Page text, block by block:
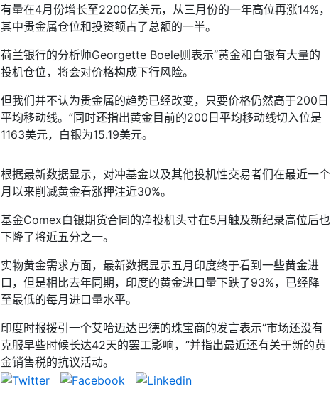
有量在4月份增长至2200亿美元，从三月份的一年高位再涨14%，
其中贵金属仓位和投资额占了总额的一半。
荷兰银行的分析师Georgette Boele则表示“黄金和白银有大量的
投机仓位，将会对价格构成下行风险。
但我们并不认为贵金属的趋势已经改变，只要价格仍然高于200日
平均移动线。”同时还指出黄金目前的200日平均移动线切入位是
1163美元，白银为15.19美元。
根据最新数据显示，对冲基金以及其他投机性交易者们在最近一个
月以来削减黄金看涨押注近30%。
基金Comex白银期货合同的净投机头寸在5月触及新纪录高位后也
下降了将近五分之一。
实物黄金需求方面，最新数据显示五月印度终于看到一些黄金进
口，但是相比去年同期，印度的黄金进口量下跌了93%，已经降
至最低的每月进口量水平。
印度时报援引一个艾哈迈达巴德的珠宝商的发言表示“市场还没有
克服早些时候长达42天的罢工影响，”并指出最近还有关于新的黄
金销售税的抗议活动。